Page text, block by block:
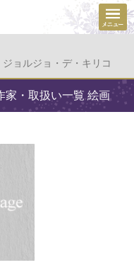
ジョルジョ・デ・キリコ
家・取扱い一覧 絵画